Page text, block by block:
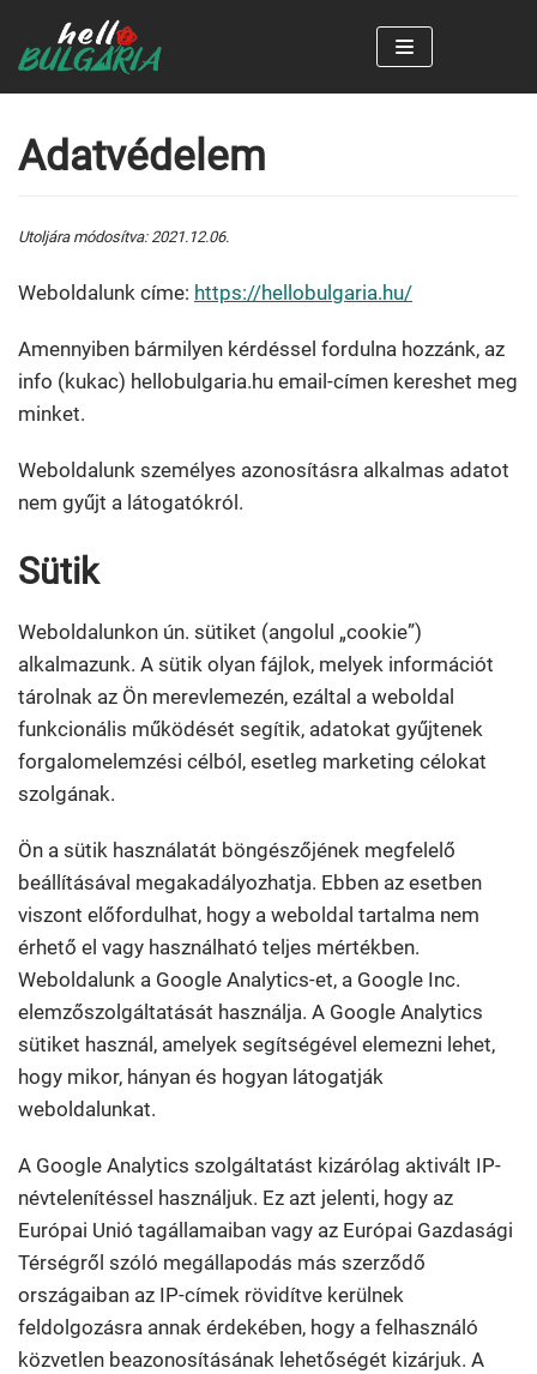
Skip
to
content
Adatvédelem
Utoljára módosítva: 2021.12.06.
Weboldalunk címe: https://hellobulgaria.hu/
Amennyiben bármilyen kérdéssel fordulna hozzánk, az
info (kukac) hellobulgaria.hu email-címen kereshet meg
minket.
Weboldalunk személyes azonosításra alkalmas adatot
nem gyűjt a látogatókról.
Sütik
Weboldalunkon ún. sütiket (angolul „cookie”)
alkalmazunk. A sütik olyan fájlok, melyek információt
tárolnak az Ön merevlemezén, ezáltal a weboldal
funkcionális működését segítik, adatokat gyűjtenek
forgalomelemzési célból, esetleg marketing célokat
szolgának.
Ön a sütik használatát böngészőjének megfelelő
beállításával megakadályozhatja. Ebben az esetben
viszont előfordulhat, hogy a weboldal tartalma nem
érhető el vagy használható teljes mértékben.
Weboldalunk a Google Analytics-et, a Google Inc.
elemzőszolgáltatását használja. A Google Analytics
sütiket használ, amelyek segítségével elemezni lehet,
hogy mikor, hányan és hogyan látogatják
weboldalunkat.
A Google Analytics szolgáltatást kizárólag aktivált IP-
névtelenítéssel használjuk. Ez azt jelenti, hogy az
Európai Unió tagállamaiban vagy az Európai Gazdasági
Térségről szóló megállapodás más szerződő
országaiban az IP-címek rövidítve kerülnek
feldolgozásra annak érdekében, hogy a felhasználó
közvetlen beazonosításának lehetőségét kizárjuk. A